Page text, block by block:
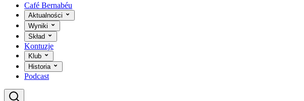
Café Bernabéu
Aktualności
Wyniki
Skład
Kontuzje
Klub
Historia
Podcast